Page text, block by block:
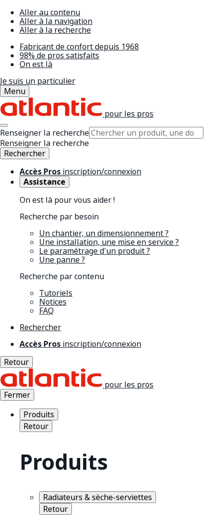
Aller au contenu
Aller à la navigation
Aller à la recherche
Fabricant de confort depuis 1968
98% de pros satisfaits
On est là
Je suis un particulier
Menu
pour les pros
Renseigner la recherche
Renseigner la recherche
Rechercher
Accès Pros inscription/connexion
Assistance
On est là pour vous aider !
Recherche par besoin
Un chantier, un dimensionnement ?
Une installation, une mise en service ?
Le paramétrage d'un produit ?
Une panne ?
Recherche par contenu
Tutoriels
Notices
FAQ
Rechercher
Accès Pros inscription/connexion
Retour
pour les pros
Fermer
Produits
Retour
Produits
Radiateurs & sèche-serviettes
Retour